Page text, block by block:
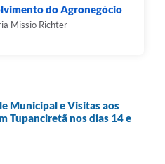
do Agronegócio
Missio Richter
Municipal e Visitas aos
Tupanciretã nos dias 14 e